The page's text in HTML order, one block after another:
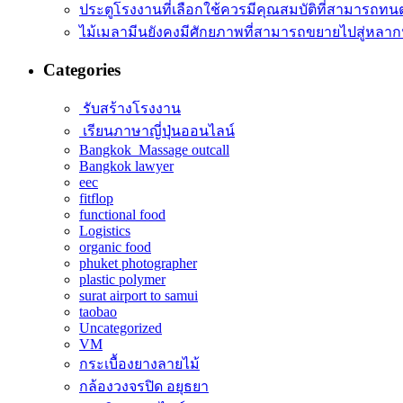
ประตูโรงงานที่เลือกใช้ควรมีคุณสมบัติที่สามารถทน
ไม้เมลามีนยังคงมีศักยภาพที่สามารถขยายไปสู่หลา
Categories
รับสร้างโรงงาน
เรียนภาษาญี่ปุ่นออนไลน์
Bangkok Massage outcall
Bangkok lawyer
eec
fitflop
functional food
Logistics
organic food
phuket photographer
plastic polymer
surat airport to samui
taobao
Uncategorized
VM
กระเบื้องยางลายไม้
กล้องวงจรปิด อยุธยา